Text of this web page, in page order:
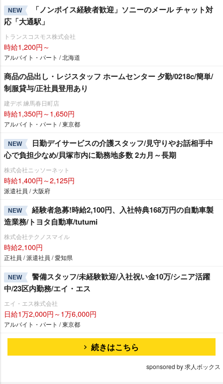
NEW
「ノンボイス経験者歓迎」ソニーのメール チャット対
応「大通駅」
トランスコスモス株式会社
時給1,200円～
アルバイト・パート / 北海道
商品の品出し・レジスタッフ ホームセンター 夕勤/0218c/簡単/
制服貸与/正社員登用あり
建デポ 練馬春日町店
時給1,350円～1,650円
アルバイト・パート / 東京都
NEW
日勤デイサービスの介護スタッフ/見守りやお話相手中
心で負担少なめ/貝塚市内に勤務地多数 2カ月～長期
株式会社ニッソーネット
時給1,400円～2,125円
派遣社員 / 大阪府
NEW
経験者急募!時給2,100円、入社特典168万円の自動車製
造業務/トヨタ自動車/tutumi
株式会社テクノスマイル
時給2,100円
正社員 / 派遣社員 / 愛知県
NEW
警備スタッフ/未経験歓迎/入社祝い金10万/シニア活躍
中/23区内勤務/エイ・エス
エイ・エス株式会社
日給1万2,000円～1万6,000円
アルバイト・パート / 東京都
続きはこちら
sponsored by 求人ボックス